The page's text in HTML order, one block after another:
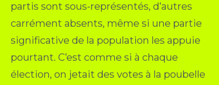
partis sont sous-représentés, d’autres
carrément absents, même si une partie
significative de la population les appuie
pourtant. C’est comme si à chaque
élection, on jetait des votes à la poubelle